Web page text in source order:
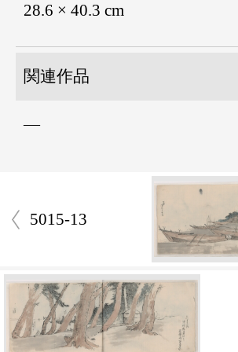
28.6 × 40.3 cm
関連作品
―
5015-13